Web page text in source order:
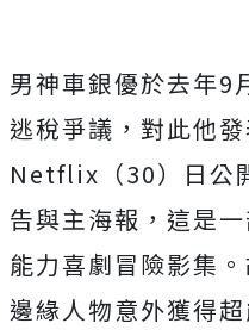
男神車銀優於去年9
逃稅爭議，對此他發
Netflix（30）日公
告與主海報， 這是
能力喜劇冒險影集。
邊緣人物意外獲得超